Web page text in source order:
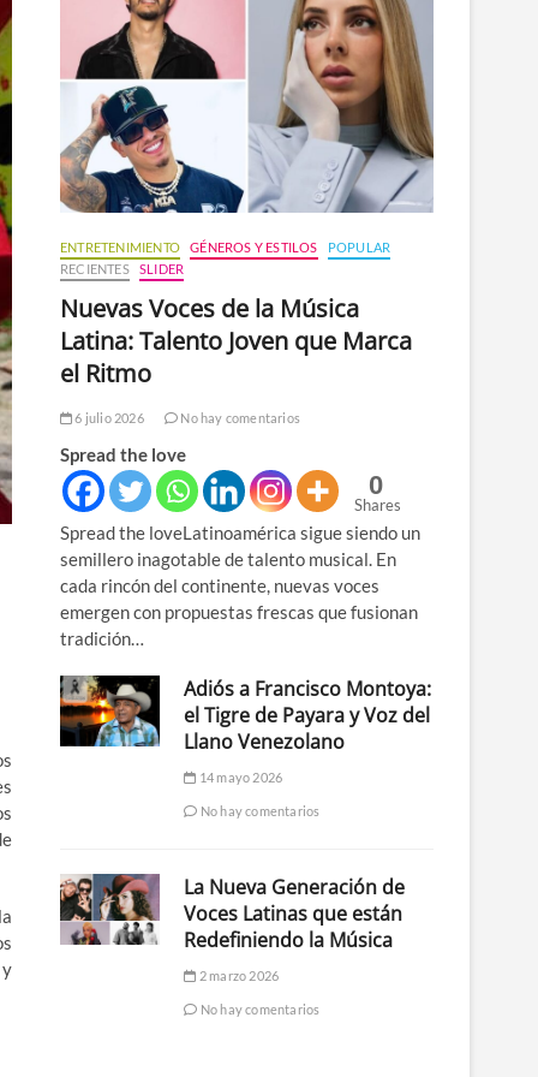
n
ú
ENTRETENIMIENTO GÉNEROS Y ESTILOS
POPULAR
RECIENTES
SLIDER
Nuevas Voces de la Música
Latina: Talento Joven que Marca
el Ritmo
6 julio 2026 No hay comentarios
Spread the love
0
Shares
Spread the loveLatinoamérica sigue siendo un
semillero inagotable de talento musical. En
cada rincón del continente, nuevas voces
emergen con propuestas frescas que fusionan
tradición…
Adiós a Francisco Montoya:
el Tigre de Payara y Voz del
Llano Venezolano
14 mayo 2026
No hay comentarios
La Nueva Generación de
Voces Latinas que están
Redefiniendo la Música
2 marzo 2026
No hay comentarios